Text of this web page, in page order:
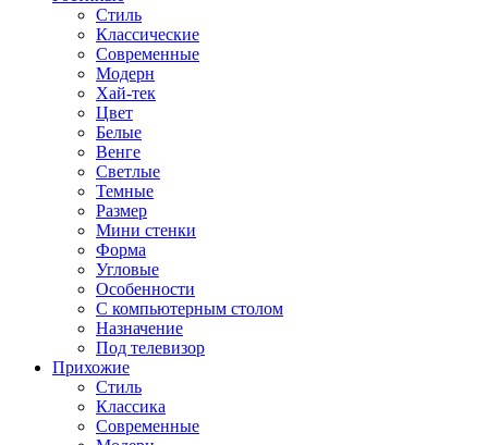
Стиль
Классические
Современные
Модерн
Хай-тек
Цвет
Белые
Венге
Светлые
Темные
Размер
Мини стенки
Форма
Угловые
Особенности
С компьютерным столом
Назначение
Под телевизор
Прихожие
Стиль
Классика
Современные